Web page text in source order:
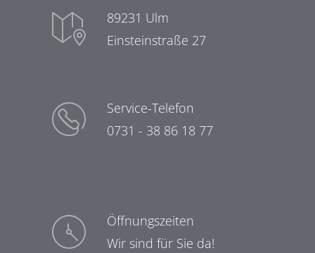
89231 Ulm
Einsteinstraße 27
Service-Telefon
0731 - 38 86 18 77
Öffnungszeiten
Wir sind für Sie da!